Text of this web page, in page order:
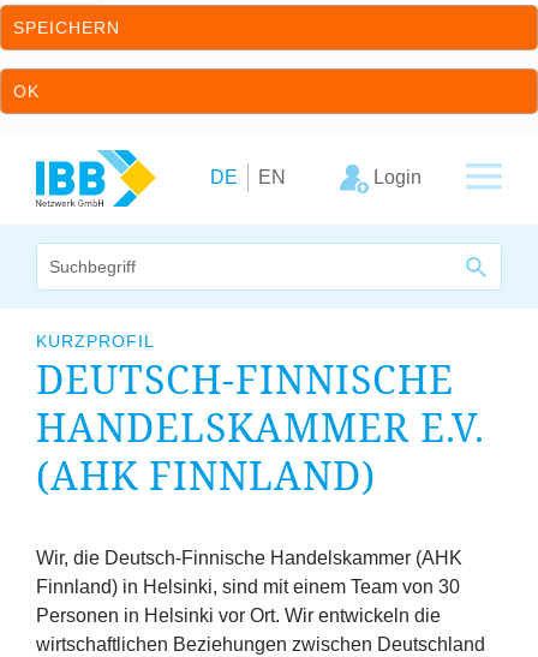
SPEICHERN
OK
DE EN Login
Unternehmen
Cluster
Leistungsangebot
Arbeitskreise
Erfolge
KURZPROFIL
DEUTSCH-FINNISCHE
HANDELSKAMMER E.V.
(AHK FINNLAND)
Wir, die Deutsch-Finnische Handelskammer (AHK
Finnland) in Helsinki, sind mit einem Team von 30
Personen in Helsinki vor Ort. Wir entwickeln die
wirtschaftlichen Beziehungen zwischen Deutschland